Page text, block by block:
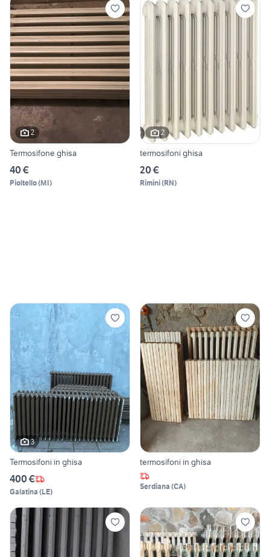
2
Termosifone ghisa
40 €
Pioltello(MI)
2
termosifoni ghisa
20 €
Rimini(RN)
3
Termosifoni in ghisa
400 €
Galatina (LE)
termosifoni in ghisa
Serdiana (CA)